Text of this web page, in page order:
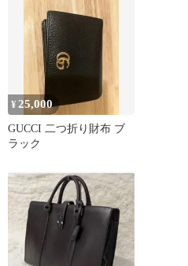
¥25,000
GUCCI 二つ折り財布 ブ
ラック